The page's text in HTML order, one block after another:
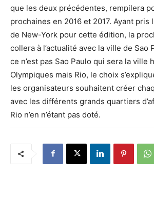
que les deux précédentes, rempilera
prochaines en 2016 et 2017. Ayant pris
de New-York pour cette édition, la
collera à l’actualité avec la ville de Sao
ce n’est pas Sao Paulo qui sera la ville
Olympiques mais Rio, le choix
les organisateurs souhaitent créer
avec les différents grands quartiers
Rio n’en n’étant pas doté.